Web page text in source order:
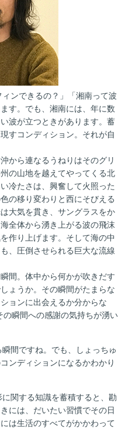
ンできるの？」「湘南って波
す。でも、湘南には、年に数
波が立つときがあります。蓄
すコンディション。それが自
から連なるうねりはそのグリ
の山地を越えてやってくる北
冷たさは、興奮して火照った
の移り変わりと西にそびえる
大気を貫き、サングラスをか
全体から湧き上がる波の飛沫
作り上げます。そして海の中
、圧倒させられる巨大な流線
間。体中から何かが吹きだす
ょうか。その瞬間がたまらな
ョンに出会えるか分からな
瞬間への感謝の気持ちが湧い
間ですね。でも、しょっちゅ
ンディションになるかわかり
関する知識を蓄積すると、勘
には、だいたい習慣でその日
は生活のすべてがかかわって